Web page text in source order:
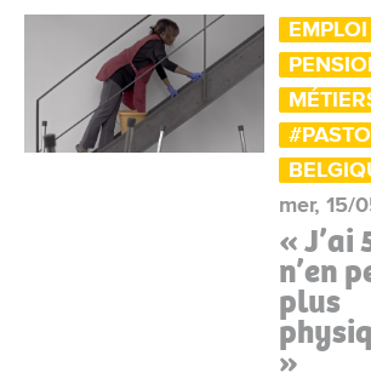
mer, 15/
« J’ai
n’en
plus
»